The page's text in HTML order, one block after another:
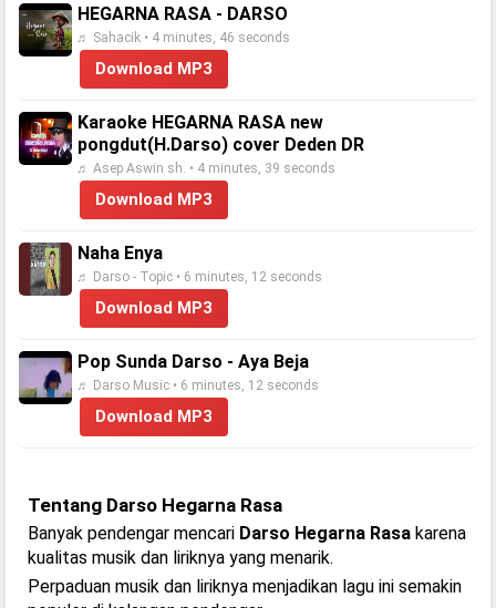
HEGARNA RASA - DARSO
♬ Sahacik • 4 minutes, 46 seconds
Download MP3
Karaoke HEGARNA RASA new
pongdut(H.Darso) cover Deden DR
♬ Asep Aswin sh. • 4 minutes, 39 seconds
Download MP3
Naha Enya
♬ Darso - Topic • 6 minutes, 12 seconds
Download MP3
Pop Sunda Darso - Aya Beja
♬ Darso Music • 6 minutes, 12 seconds
Download MP3
Tentang Darso Hegarna Rasa
Banyak pendengar mencari Darso Hegarna Rasa karena
kualitas musik dan liriknya yang menarik.
Perpaduan musik dan liriknya menjadikan lagu ini semakin